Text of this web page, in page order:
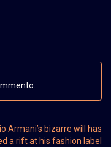
Armani’s bizarre will has
a rift at his fashion label